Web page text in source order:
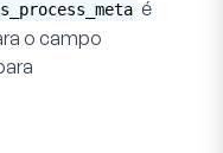
é
o campo